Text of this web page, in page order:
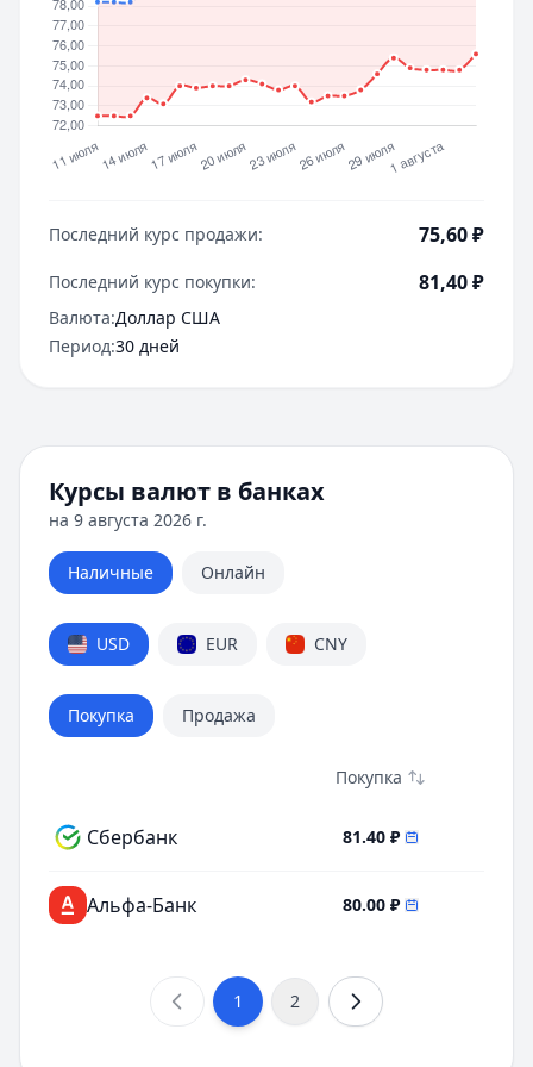
Последний курс продажи: 75,60₽
Последний курс покупки: 81,40₽
Валюта:Доллар США
Период:30 дней
Курсы валют в банках
на 9 августа 2026 г.
Наличные Онлайн
USD EUR CNY
Покупка Продажа
Покупка
Сбербанк 81.40₽
Альфа-Банк 80.00₽
1 2